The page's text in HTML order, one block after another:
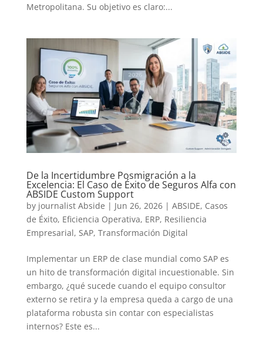
Metropolitana. Su objetivo es claro:...
De la Incertidumbre Posmigración a la
Excelencia: El Caso de Éxito de Seguros Alfa con
ABSIDE Custom Support
by journalist Abside | Jun 26, 2026| ABSIDE, Casos
de Éxito, Eficiencia Operativa, ERP, Resiliencia
Empresarial, SAP, Transformación Digital
Implementar un ERP de clase mundial como SAP es
un hito de transformación digital incuestionable. Sin
embargo, ¿qué sucede cuando el equipo consultor
externo se retira y la empresa queda a cargo de una
plataforma robusta sin contar con especialistas
internos? Este es...